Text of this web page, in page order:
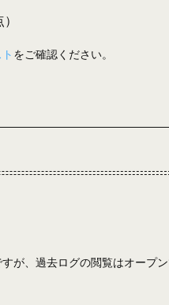
をご確認ください。
が、過去ログの閲覧はオープ